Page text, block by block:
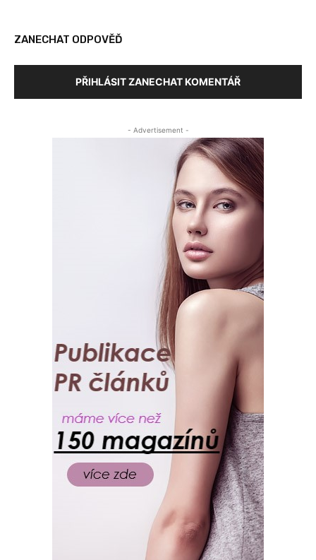
ZANECHAT ODPOVĚĎ
PŘIHLÁSIT ZANECHAT KOMENTÁŘ
- Advertisement -